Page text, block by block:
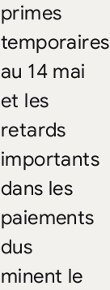
primes
temporaires
au 14 mai
et les
retards
importants
dans les
paiements
dus
minent le